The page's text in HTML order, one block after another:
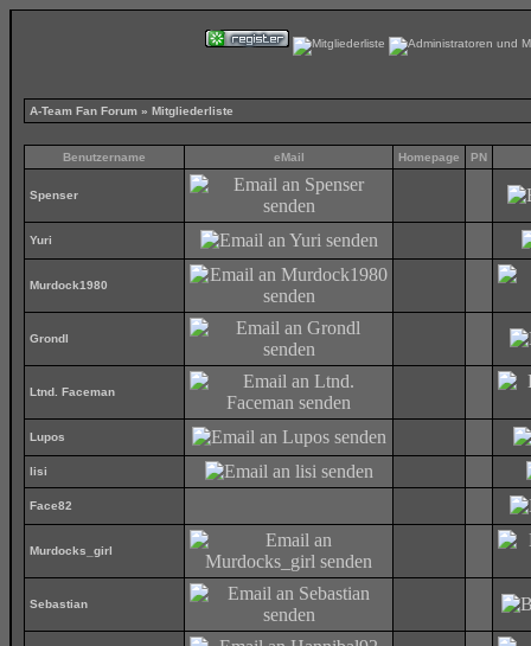
A-Team Fan Forum » Mitgliederliste
Benutzername eMail Homepage PN
Spenser
Yuri
Murdock1980
Grondl
Ltnd. Faceman
Lupos
lisi
Face82
Murdocks_girl
Sebastian